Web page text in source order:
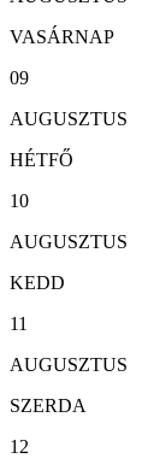
VASÁRNAP
09
AUGUSZTUS
HÉTFŐ
10
AUGUSZTUS
KEDD
11
AUGUSZTUS
SZERDA
12